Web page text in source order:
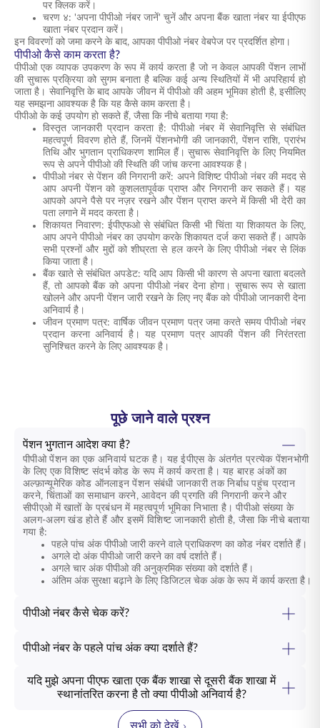
पर क्लिक करें।
चरण ४: 'अपना पीपीओ नंबर जानें' चुनें और अपना बैंक खाता नंबर या ईपीएफ
खाता नंबर प्रदान करें।
इन विवरणों को जमा करने के बाद, आपका पीपीओ नंबर वेबपेज पर प्रदर्शित होगा।
पीपीओ कैसे काम करता है?
पीपीओ एक व्यापक उपकरण के रूप में कार्य करता है जो न केवल आपकी पेंशन लाभों
की सुचारू प्रक्रिया को सुगम बनाता है बल्कि कई अन्य स्थितियों में भी अपरिहार्य हो
जाता है। सेवानिवृत्ति के बाद आपके जीवन में पीपीओ की अहम भूमिका होती है, इसीलिए
यह समझना आवश्यक है कि यह कैसे काम करता है।
पीपीओ के कई उपयोग हो सकते हैं, जैसा कि नीचे बताया गया है:
विस्तृत जानकारी प्रदान करता है: पीपीओ नंबर में सेवानिवृत्ति से संबंधित
महत्वपूर्ण विवरण होते हैं, जिनमें पेंशनभोगी की जानकारी, पेंशन राशि, प्रारंभ
तिथि और भुगतान प्राधिकरण शामिल हैं। सुचारू सेवानिवृत्ति के लिए नियमित
रूप से अपने पीपीओ की स्थिति की जांच करना आवश्यक है।
पीपीओ नंबर से पेंशन की निगरानी करें: अपने विशिष्ट पीपीओ नंबर की मदद से
आप अपनी पेंशन को कुशलतापूर्वक प्राप्त और निगरानी कर सकते हैं। यह
आपको अपने पैसे पर नज़र रखने और पेंशन प्राप्त करने में किसी भी देरी का
पता लगाने में मदद करता है।
शिकायत निवारण: ईपीएफओ से संबंधित किसी भी चिंता या शिकायत के लिए,
आप अपने पीपीओ नंबर का उपयोग करके शिकायत दर्ज करा सकते हैं। आपके
सभी प्रश्नों और मुद्दों को शीघ्रता से हल करने के लिए पीपीओ नंबर से लिंक
किया जाता है।
बैंक खाते से संबंधित अपडेट: यदि आप किसी भी कारण से अपना खाता बदलते
हैं, तो आपको बैंक को अपना पीपीओ नंबर देना होगा। सुचारू रूप से खाता
खोलने और अपनी पेंशन जारी रखने के लिए नए बैंक को पीपीओ जानकारी देना
अनिवार्य है।
जीवन प्रमाण पत्र: वार्षिक जीवन प्रमाण पत्र जमा करते समय पीपीओ नंबर
प्रदान करना अनिवार्य है। यह प्रमाण पत्र आपकी पेंशन की निरंतरता
सुनिश्चित करने के लिए आवश्यक है।
पूछे जाने वाले प्रश्न
पेंशन भुगतान आदेश क्या है?
पीपीओ पेंशन का एक अनिवार्य घटक है। यह ईपीएस के अंतर्गत प्रत्येक पेंशनभोगी
के लिए एक विशिष्ट संदर्भ कोड के रूप में कार्य करता है। यह बारह अंकों का
अल्फ़ान्यूमेरिक कोड ऑनलाइन पेंशन संबंधी जानकारी तक निर्बाध पहुंच प्रदान
करने, चिंताओं का समाधान करने, आवेदन की प्रगति की निगरानी करने और
सीपीएओ में खातों के प्रबंधन में महत्वपूर्ण भूमिका निभाता है। पीपीओ संख्या के
अलग-अलग खंड होते हैं और इसमें विशिष्ट जानकारी होती है, जैसा कि नीचे बताया
गया है:
पहले पांच अंक पीपीओ जारी करने वाले प्राधिकरण का कोड नंबर दर्शाते हैं।
अगले दो अंक पीपीओ जारी करने का वर्ष दर्शाते हैं।
अगले चार अंक पीपीओ की अनुक्रमिक संख्या को दर्शाते हैं।
अंतिम अंक सुरक्षा बढ़ाने के लिए डिजिटल चेक अंक के रूप में कार्य करता है।
पीपीओ नंबर कैसे चेक करें?
पीपीओ नंबर के पहले पांच अंक क्या दर्शाते हैं?
यदि मुझे अपना पीएफ खाता एक बैंक शाखा से दूसरी बैंक शाखा में
स्थानांतरित करना है तो क्या पीपीओ अनिवार्य है?